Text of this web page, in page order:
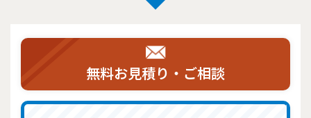
無料お見積り・ご相談